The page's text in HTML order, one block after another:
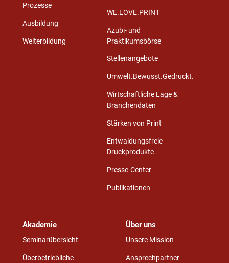
Prozesse
Ausbildung
Weiterbildung
WE.LOVE.PRINT
Azubi- und
Praktikumsbörse
Stellenangebote
Umwelt.Bewusst.Gedruckt.
Wirtschaftliche Lage &
Branchendaten
Stärken von Print
Entwaldungsfreie
Druckprodukte
Presse-Center
Publikationen
Akademie
Seminarübersicht
Überbetriebliche
Über uns
Unsere Mission
Ansprechpartner